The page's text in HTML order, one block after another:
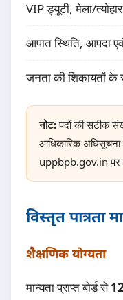
VIP ड्यूटी, मेला/
आपात स्थिति, आपदा
जनता की शिकायतों के
नोट:पदों की सटीक
आधिकारिक
uppbpb.gov.in पर
विस्तृत पात्रता
शैक्षणिक योग्यता
मान्यता प्राप्त बोर्ड से